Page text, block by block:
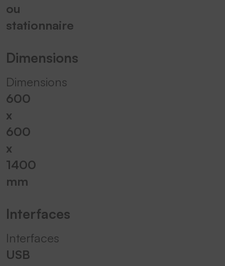
ou
stationnaire
Dimensions
Dimensions
600
x
600
x
1400
mm
Interfaces
Interfaces
USB